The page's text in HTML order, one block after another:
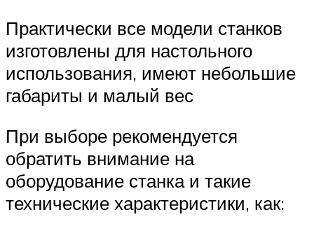
Практически все модели станков
изготовлены для настольного
использования, имеют небольшие
габариты и малый вес
При выборе рекомендуется
обратить внимание на
оборудование станка и такие
технические характеристики, как: